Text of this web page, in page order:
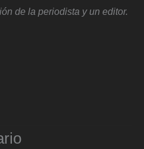
de la periodista y un editor.